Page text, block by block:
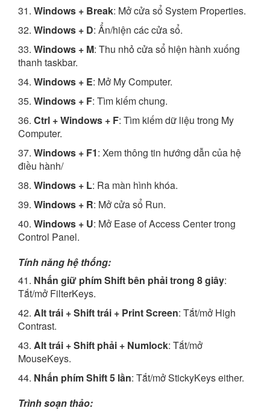
31. Windows + Break: Mở cửa sổ System Properties.
32. Windows + D: Ẩn/hiện các cửa sổ.
33. Windows + M: Thu nhỏ cửa sổ hiện hành xuống
thanh taskbar.
34. Windows + E: Mở My Computer.
35. Windows + F: Tìm kiếm chung.
36. Ctrl + Windows + F: Tìm kiếm dữ liệu trong My
Computer.
37. Windows + F1: Xem thông tin hướng dẫn của hệ
điều hành/
38. Windows + L: Ra màn hình khóa.
39. Windows + R: Mở cửa sổ Run.
40. Windows + U: Mở Ease of Access Center trong
Control Panel.
Tính năng hệ thống:
41. Nhấn giữ phím Shift bên phải trong 8 giây:
Tắt/mở FilterKeys.
42. Alt trái + Shift trái + Print Screen: Tắt/mở High
Contrast.
43. Alt trái + Shift phải + Numlock: Tắt/mở
MouseKeys.
44. Nhấn phím Shift 5 lần: Tắt/mở StickyKeys either.
Trình soạn thảo: